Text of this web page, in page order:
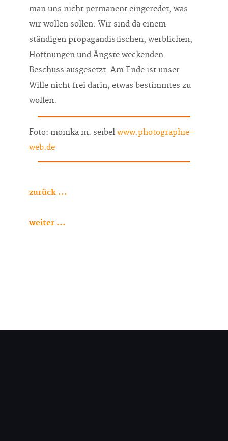
man uns nicht permanent eingeredet, was
wir wollen sollen. Wir sind da einem
ständigen propagandistischen, werblichen,
Hoffnungen und Ängste weckenden
Beschuss ausgesetzt. Am Ende ist unser
Wille nicht frei darin, etwas bestimmtes zu
wollen.
Foto: monika m. seibelwww.photographie-
web.de
zurück ...
weiter ...